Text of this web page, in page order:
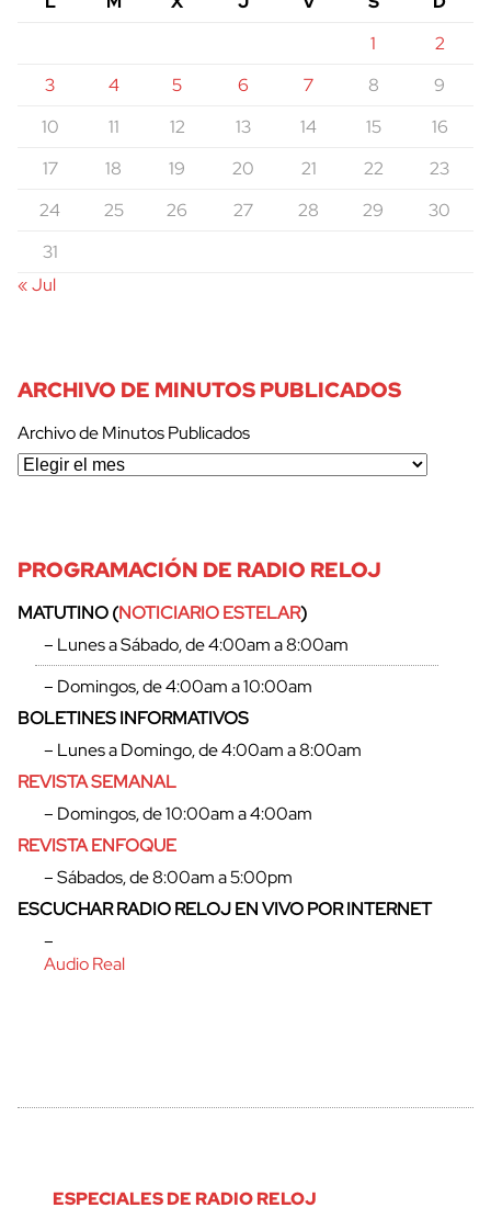
1
2
3
4 5 6 7 8
9
10
11 12 13 14 15
16
17
18 19 20 21 22
23
24
25 26 27 28 29
30
31
« Jul
ARCHIVO DE MINUTOS PUBLICADOS
Archivo de Minutos Publicados
PROGRAMACIÓN DE RADIO RELOJ
MATUTINO (NOTICIARIO ESTELAR)
– Lunes a Sábado, de 4:00am a 8:00am
– Domingos, de 4:00am a 10:00am
BOLETINES INFORMATIVOS
– Lunes a Domingo, de 4:00am a 8:00am
REVISTA SEMANAL
– Domingos, de 10:00am a 4:00am
REVISTA ENFOQUE
– Sábados, de 8:00am a 5:00pm
ESCUCHAR RADIO RELOJ EN VIVO POR INTERNET
–
Audio Real
ESPECIALES DE RADIO RELOJ